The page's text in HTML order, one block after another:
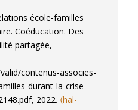
.⟨hal-04427070⟩
Pirone, Patrick Rayou.
pendant le
2020 : De la
École à la maison ».
, 2021, École et
et
école-familles
Coéducation. Des
partagée,
contenus-associes-
durant-la-crise-
2022. ⟨hal-